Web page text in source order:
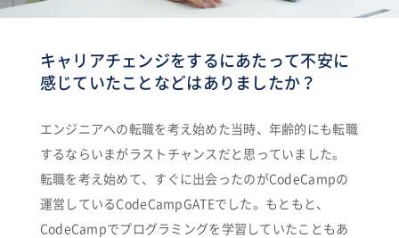
キャリアチェンジをするにあたって不安に
感じていたことなどはありましたか？
エンジニアへの転職を考え始めた当時、年齢的にも転職
するならいまがラストチャンスだと思っていました。
転職を考え始めて、すぐに出会ったのがCodeCampの
運営しているCodeCampGATEでした。もともと、
CodeCampでプログラミングを学習していたこともあ